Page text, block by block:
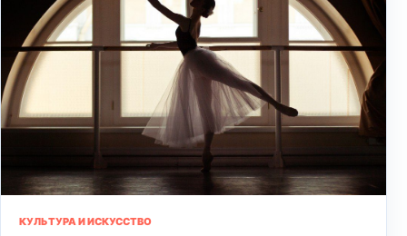
КУЛЬТУРА И ИСКУССТВО